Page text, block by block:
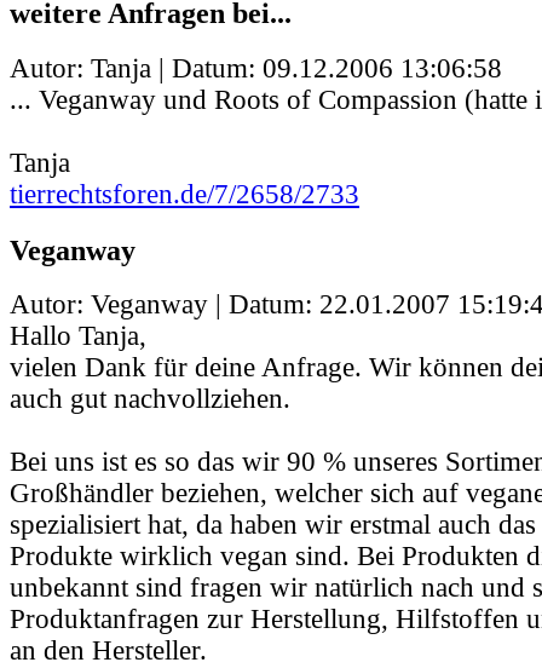
weitere Anfragen bei...
Autor: Tanja | Datum: 09.12.2006 13:06:58
... Veganway und Roots of Compassion (hatte
Tanja
tierrechtsforen.de/7/2658/2733
Veganway
Autor: Veganway | Datum: 22.01.2007
Hallo Tanja,
vielen Dank für deine Anfrage. Wir können
auch gut nachvollziehen.
Bei uns ist es so das wir 90 % unseres
Großhändler beziehen, welcher sich auf
spezialisiert hat, da haben wir erstmal auch
Produkte wirklich vegan sind. Bei Produkten
unbekannt sind fragen wir natürlich nach und
Produktanfragen zur Herstellung, Hilfstoffen
an den Hersteller.